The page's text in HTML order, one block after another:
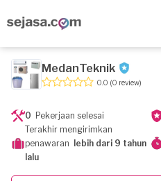
MedanTeknik
0.0 (0 review)
0 Pekerjaan selesai
Terakhir mengirimkan
penawaran
lebih dari 9 tahun
lalu